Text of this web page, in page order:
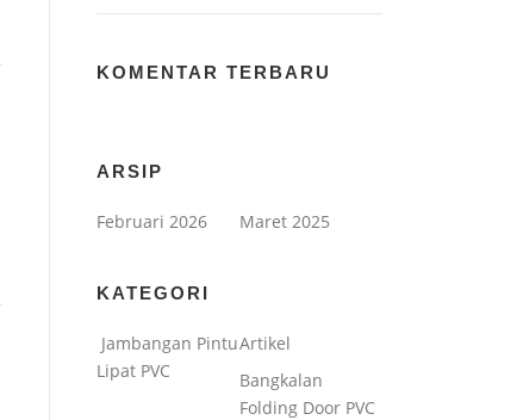
KOMENTAR TERBARU
ARSIP
Februari 2026 Maret 2025
KATEGORI
Jambangan Pintu
Lipat PVC
Artikel
Bangkalan
Folding Door PVC